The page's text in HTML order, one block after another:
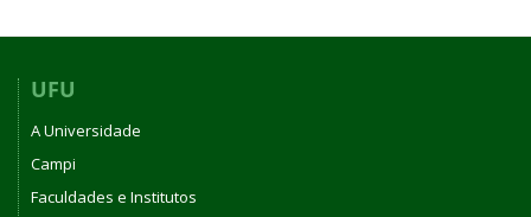
UFU
A Universidade
Campi
Faculdades e Institutos